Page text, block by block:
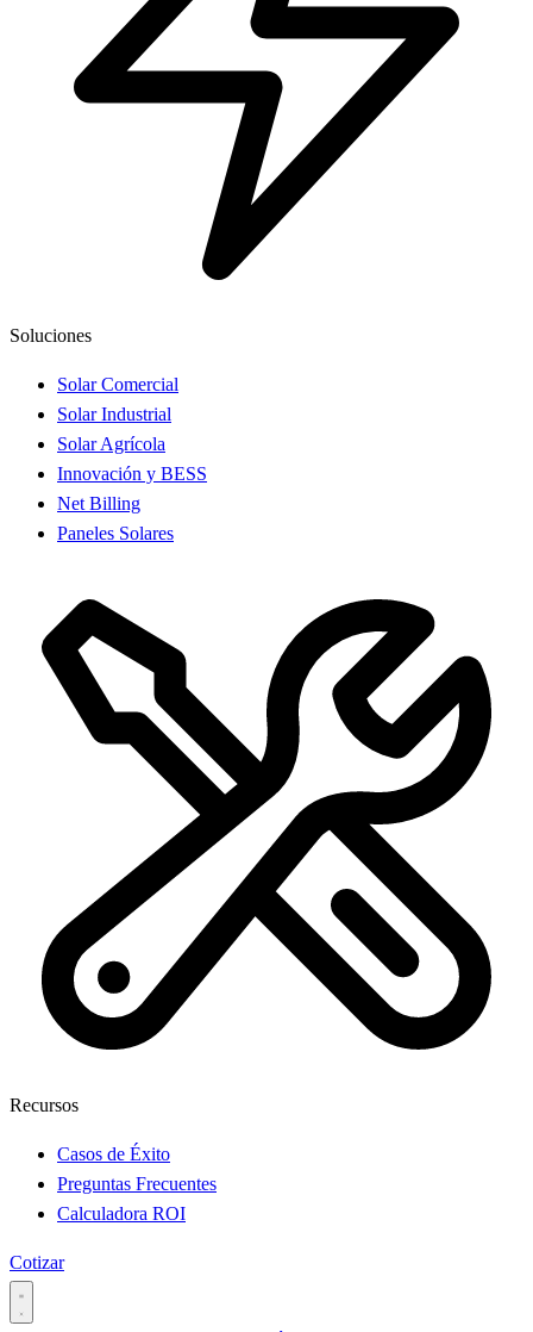
Soluciones
Solar Comercial
Solar Industrial
Solar Agrícola
Innovación y BESS
Net Billing
Paneles Solares
Recursos
Casos de Éxito
Preguntas Frecuentes
Calculadora ROI
Cotizar